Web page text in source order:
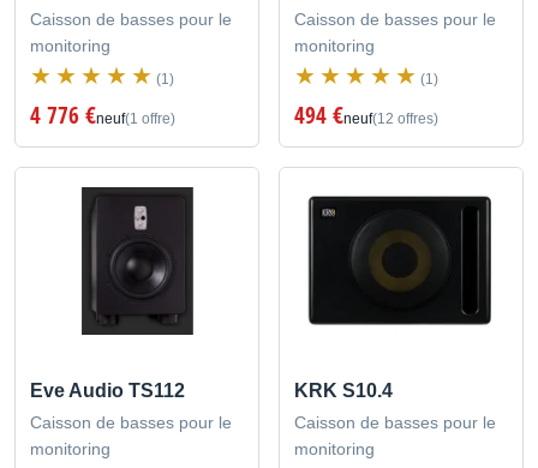
Caisson de basses pour le
monitoring
(1)
4 776 €neuf(1 offre)
Caisson de basses pour le
monitoring
(1)
494 €neuf(12 offres)
Eve Audio TS112
Caisson de basses pour le
monitoring
KRK S10.4
Caisson de basses pour le
monitoring